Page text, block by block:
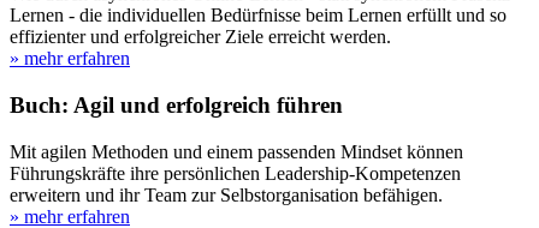
Lernen - die individuellen Bedürfnisse beim Lernen erfüllt und so
effizienter und erfolgreicher Ziele erreicht werden.
» mehr erfahren
Buch: Agil und erfolgreich führen
Mit agilen Methoden und einem passenden Mindset können
Führungskräfte ihre persönlichen Leadership-Kompetenzen
erweitern und ihr Team zur Selbstorganisation befähigen.
» mehr erfahren